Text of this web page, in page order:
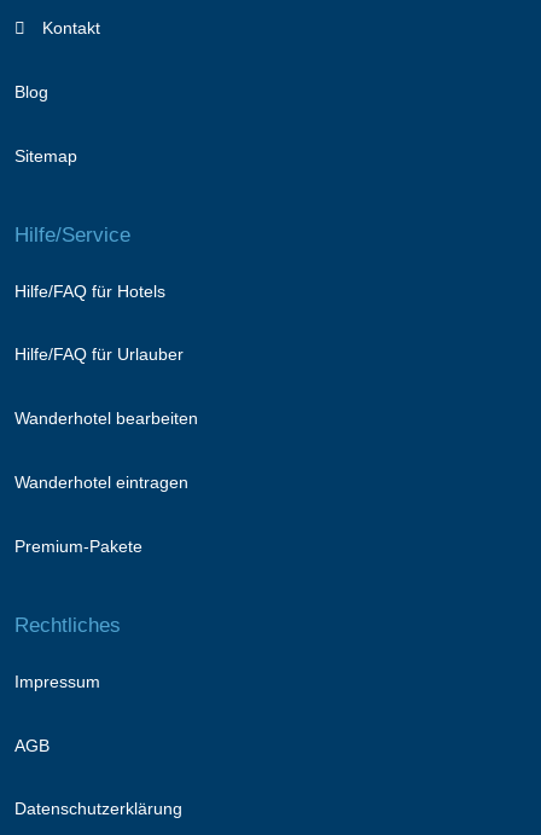
Kontakt
Blog
Sitemap
Hilfe/Service
Hilfe/FAQ für Hotels
Hilfe/FAQ für Urlauber
Wanderhotel bearbeiten
Wanderhotel eintragen
Premium-Pakete
Rechtliches
Impressum
AGB
Datenschutzerklärung